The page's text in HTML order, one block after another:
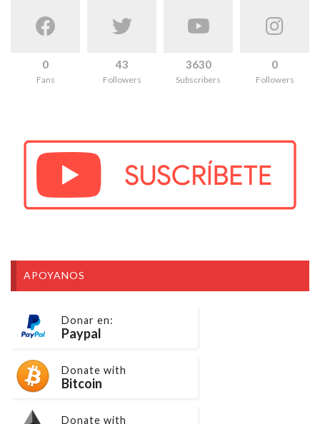
0
Fans
43
Followers
3630
Subscribers
0
Followers
APOYANOS
Donar en:
Paypal
Donate with
Bitcoin
Donate with